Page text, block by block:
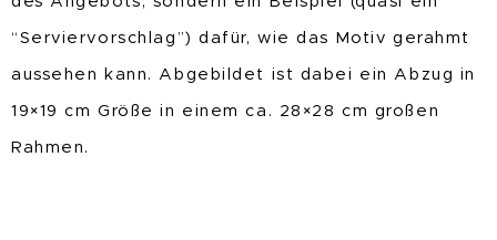
“Serviervorschlag”) dafür, wie das Motiv gerahmt
aussehen kann. Abgebildet ist dabei ein Abzug in
19×19 cm Größe in einem ca. 28×28 cm großen
Rahmen.